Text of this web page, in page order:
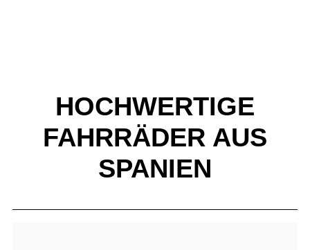
HOCHWERTIGE
FAHRRÄDER AUS
SPANIEN